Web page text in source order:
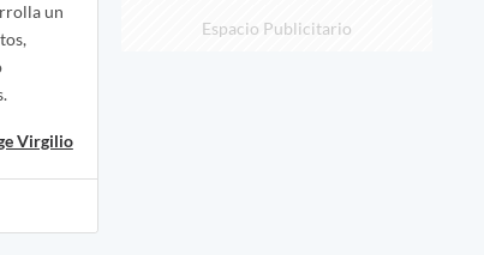
un
Virgilio
Espacio Publicitario